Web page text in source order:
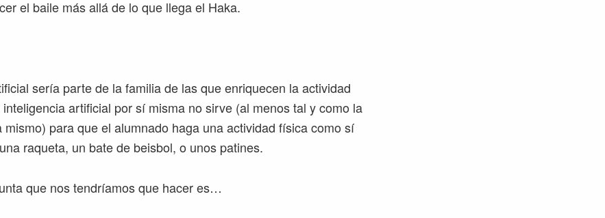
el baile más allá de lo que llega el Haka.
sería parte de la familia de las que enriquecen la actividad
artificial por sí misma no sirve (al menos tal y como la
mismo) para que el alumnado haga una actividad física como sí
raqueta, un bate de beisbol, o unos patines.
que nos tendríamos que hacer es…